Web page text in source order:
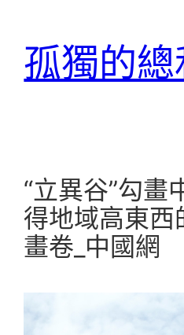
孤獨的總
“立異谷”勾畫
得地域高東西
畫卷_中國網